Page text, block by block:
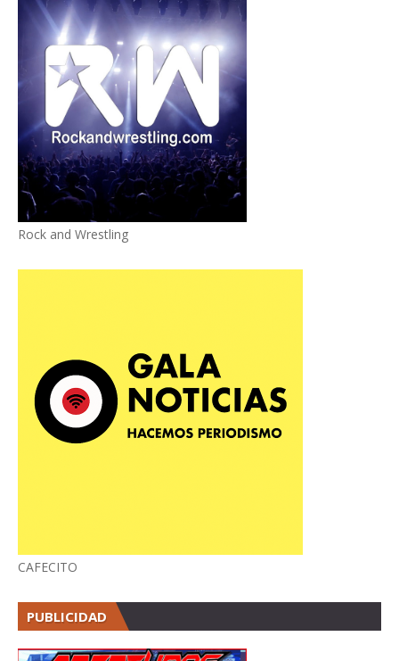
Rock and Wrestling
CAFECITO
PUBLICIDAD